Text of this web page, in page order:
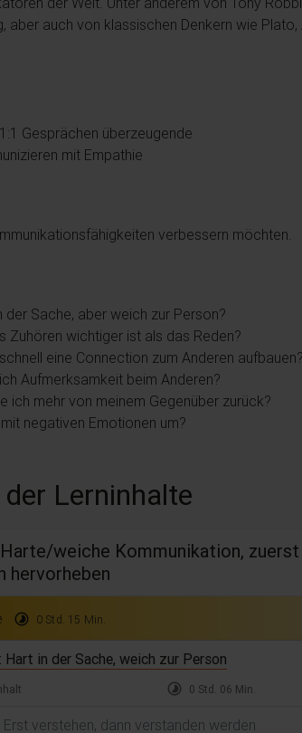
aber auch von klassischen Denkern wie
Gesprächen überzeugende
mit Empathie
verbessern möchten.
der Sache, aber weich zur Person?
Zuhören wichtiger ist als das Reden?
eine Connection zum Anderen aufbauen?
Aufmerksamkeit beim Anderen?
ich mehr von meinem Gegenüber zurück?
negativen Emotionen um?
Lerninhalte
weiche Kommunikation, zuerst
hervorheben
timelapse 0 Std. 15 Min.
Hart in der Sache, weich zur Person
timelapse 0 Std. 06 Min.
Erst verstehen, dann verstanden werden